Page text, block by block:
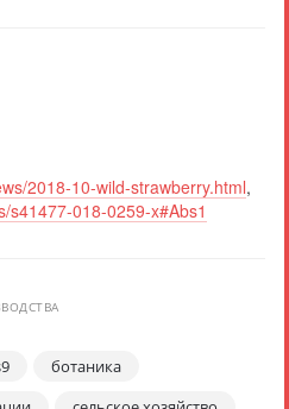
2018-10-wild-strawberry.html,
s41477-018-0259-x#Abs1
ботаника